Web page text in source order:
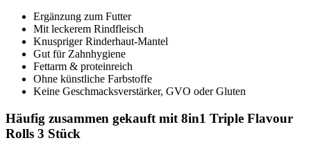
Ergänzung zum Futter
Mit leckerem Rindfleisch
Knuspriger Rinderhaut-Mantel
Gut für Zahnhygiene
Fettarm & proteinreich
Ohne künstliche Farbstoffe
Keine Geschmacksverstärker, GVO oder Gluten
Häufig zusammen gekauft mit 8in1 Triple Flavour
Rolls 3 Stück